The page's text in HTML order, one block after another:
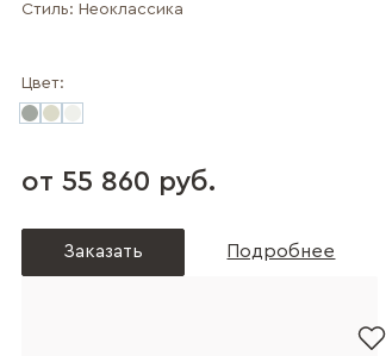
Стиль: Неоклассика
Цвет:
от 55 860 руб.
Заказать Подробнее